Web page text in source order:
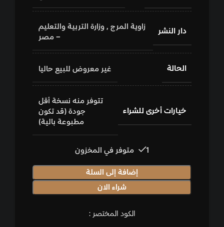
دار النشر زاوية المرج , وزارة التربية والتعليم
– مصر
الحالة غير معروض للبيع حاليا
خيارات أخرى للشراء
تتوفر منه نسخة أقل
جودة (قد تكون
مطبوعة بالية)
1 متوفر في المخزون
إضافة إلى السلة
شراء الان
الكود المختصر :